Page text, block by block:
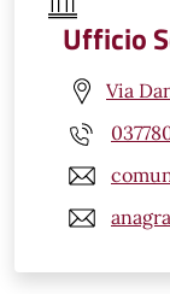
Ufficio
Via